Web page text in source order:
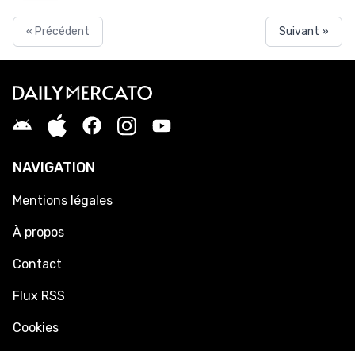
« Précédent Suivant »
NAVIGATION
Mentions légales
À propos
Contact
Flux RSS
Cookies